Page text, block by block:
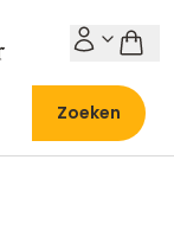
Zoeken